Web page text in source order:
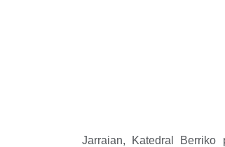
Jarraian, Katedral Berriko